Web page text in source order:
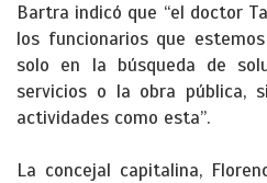
Bartra indicó que “el doctor
los funcionarios que
solo en la búsqueda de
servicios o la obra pública,
actividades como esta”.
La concejal capitalina,